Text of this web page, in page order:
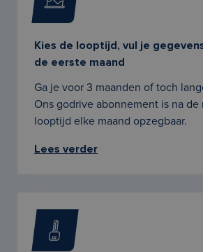
Kies de looptijd, vul je
de eerste maand
Ga je voor 3 maanden of toch
Ons godrive abonnement is na de
looptijd elke maand opzegbaar.
Lees verder